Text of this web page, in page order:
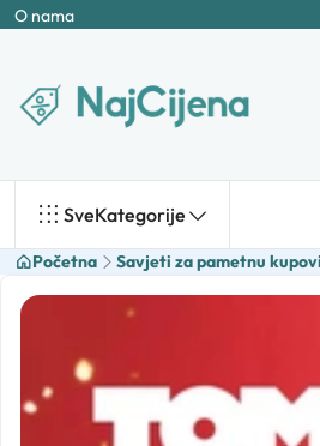
O nama
SveKategorije
Početna Savjeti za pametnu